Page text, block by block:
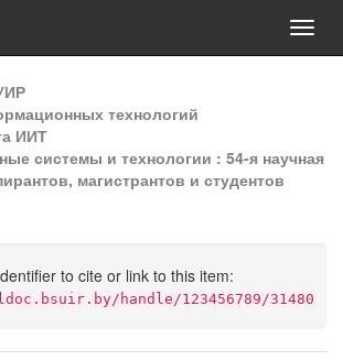
технологий
ИИТ
системы и технологии : 54-я научная
магистрантов и студентов
to cite or link to this item:
handle/123456789/31480